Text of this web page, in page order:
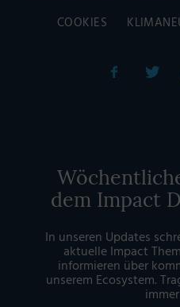
COOKIES
dem Impact
In unseren Updates
aktuelle Impact
informieren über
unserem Ecosystem.